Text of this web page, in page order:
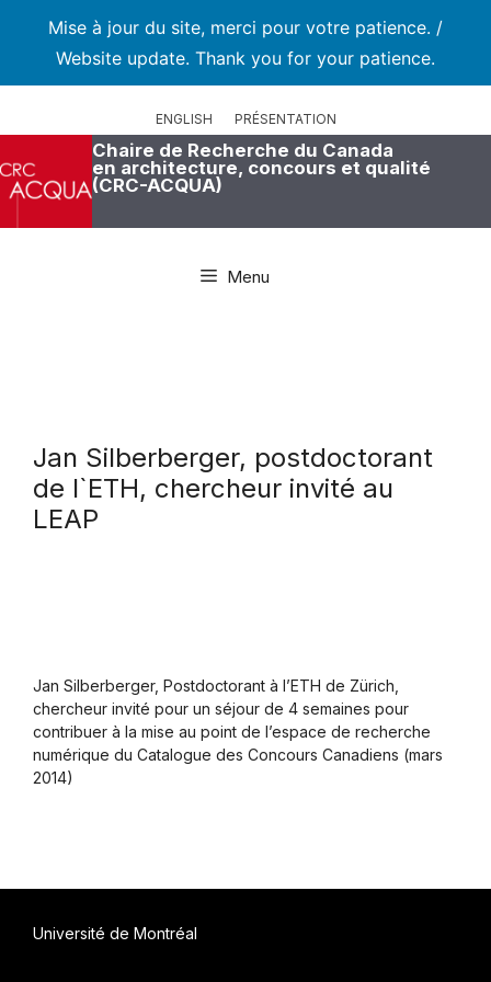
Mise à jour du site, merci pour votre patience. /
Website update. Thank you for your patience.
ENGLISH PRÉSENTATION
Chaire de Recherche du Canada
en architecture, concours et qualité
(CRC-ACQUA)
Menu
Jan Silberberger, postdoctorant
de l`ETH, chercheur invité au
LEAP
Jan Silberberger, Postdoctorant à l’ETH de Zürich,
chercheur invité pour un séjour de 4 semaines pour
contribuer à la mise au point de l’espace de recherche
numérique du Catalogue des Concours Canadiens (mars
2014)
Université de Montréal